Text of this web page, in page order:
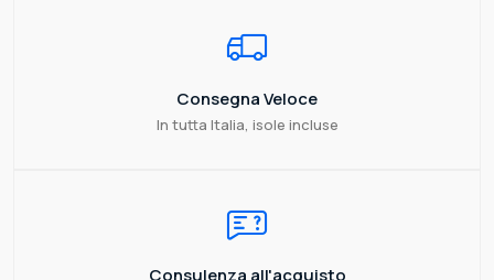
Consegna Veloce
In tutta Italia, isole incluse
Consulenza all'acquisto